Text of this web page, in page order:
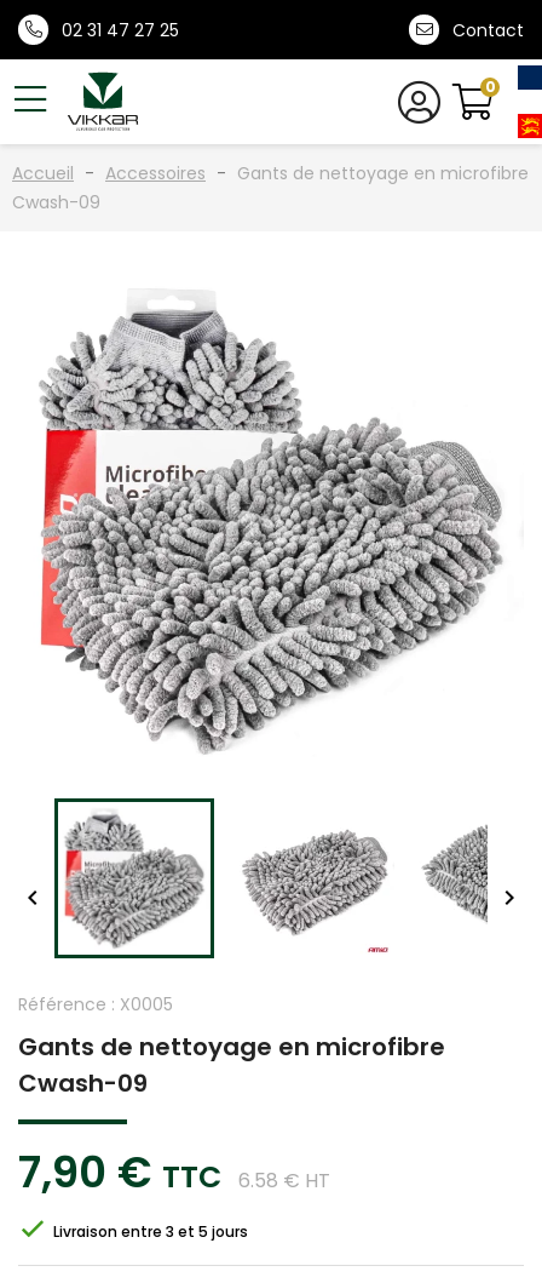
02 31 47 27 25 Contact
0
Accueil Accessoires
Gants de nettoyage en microfibre
Cwash-09
 
Référence : X0005
Gants de nettoyage en microfibre
Cwash-09
7,90 € TTC 6.58 € HT
Livraison entre 3 et 5 jours